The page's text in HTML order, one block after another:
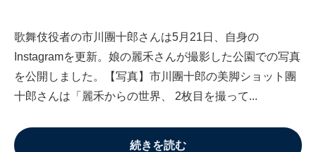
歌舞伎役者の市川團十郎さんは5月21日、自身の
Instagramを更新。娘の麗禾さんが撮影した公園での写真
を公開しました。【写真】市川團十郎の美脚ショット團
十郎さんは「麗禾からの世界、 2枚目を撮って...
続きを読む